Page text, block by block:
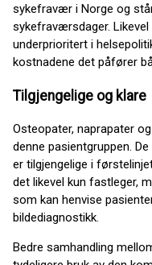
sykefravær i Norge og
sykefraværsdager.
underprioritert i
kostnadene det påfører
Tilgjengelige og klare
Osteopater, naprapater
denne pasientgruppen.
er tilgjengelige i
det likevel kun fastleger,
som kan henvise
bildediagnostikk.
Bedre samhandling